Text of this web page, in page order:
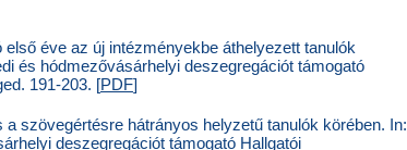
éve az új intézményekbe áthelyezett tanulók
és hódmezővásárhelyi deszegregációt támogató
191-203. [PDF]
szövegértésre hátrányos helyzetű tanulók körében. In:
deszegregációt támogató Hallgatói